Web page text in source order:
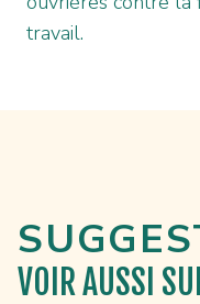
travail.
VOIR AUSSI